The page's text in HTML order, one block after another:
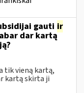
gauti ir
dar kartą
tik vieną kartą,
kartą skirta ji